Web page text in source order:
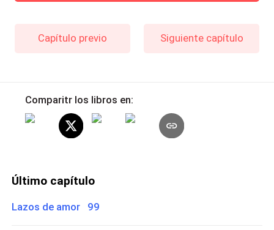
Capítulo previo Siguiente capítulo
Comparitr los libros en:
Último capítulo
Lazos de amor 99